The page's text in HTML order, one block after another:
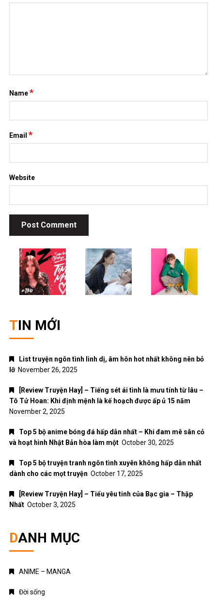
Name*
Email*
Website
TIN MỚI
List truyện ngôn tình linh dị, âm hôn hot nhất không nên bỏ
lỡ November 26, 2025
[Review Truyện Hay] – Tiếng sét ái tình là mưu tính từ lâu –
Tô Tử Hoan: Khi định mệnh là kế hoạch được ấp ủ 15 năm
November 2, 2025
Top 5 bộ anime bóng đá hấp dẫn nhất – Khi đam mê sân cỏ
và hoạt hình Nhật Bản hòa làm một October 30, 2025
Top 5 bộ truyện tranh ngôn tình xuyên không hấp dẫn nhất
dành cho các mọt truyện October 17, 2025
[Review Truyện Hay] – Tiểu yêu tinh của Bạc gia – Thập
Nhất October 3, 2025
DANH MỤC
ANIME – MANGA
Đời sống